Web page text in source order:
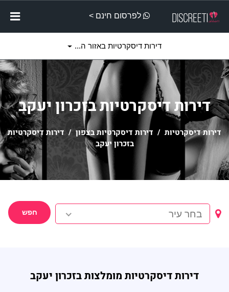
לפרסום חינם >
דירות דיסקרטיות באזור ה...
דירות דיסקרטיות בזכרון יעקב
דירות דיסקרטיות / דירות דיסקרטיות בצפון / דירות דיסקרטיות
בזכרון יעקב
בחר עיר חפש
דירות דיסקרטיות מומלצות בזכרון יעקב